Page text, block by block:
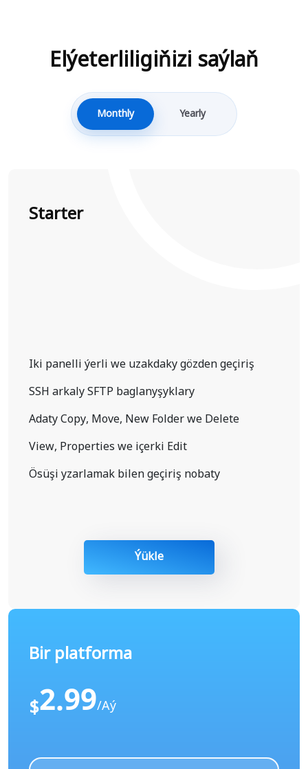
Elýeterliligiňizi saýlaň
Monthly Yearly
Starter
Iki panelli ýerli we uzakdaky gözden geçiriş
SSH arkaly SFTP baglanyşyklary
Adaty Copy, Move, New Folder we Delete
View, Properties we içerki Edit
Ösüşi yzarlamak bilen geçiriş nobaty
Ýükle
Bir platforma
$2.99/Aý